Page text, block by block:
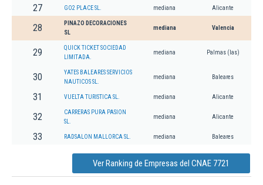
27 GO2 PLACE SL. mediana Alicante
28
PINAZO DECORACIONES
SL
mediana Valencia
29
QUICK TICKET SOCIEDAD
LIMITADA.
mediana Palmas (las)
30
YATES BALEARES SERVICIOS
NAUTICOS SL.
mediana Baleares
31 VUELTA TURISTICA SL. mediana Alicante
32
CARRERAS PURA PASION
SL.
mediana Alicante
33 RADSALON MALLORCA SL. mediana Baleares
Ver Ranking de Empresas del CNAE 7721